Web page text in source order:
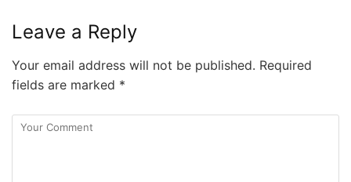
Leave a Reply
Your email address will not be published. Required
fields are marked *